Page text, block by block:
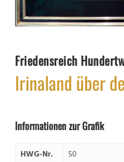
Friedensreich
Irinaland über
Informationen zur Grafik
HWG-Nr.
50